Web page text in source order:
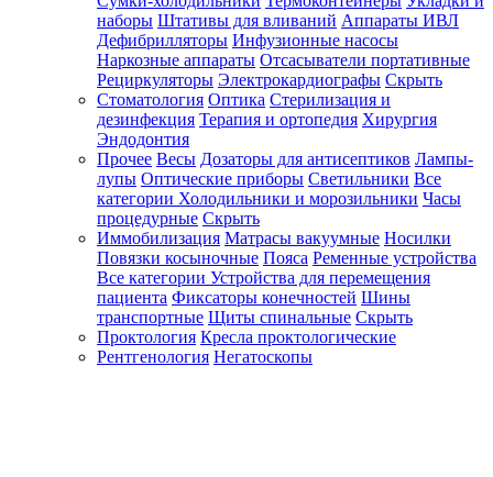
наборы Штативы для вливаний Аппараты ИВЛ
Дефибрилляторы Инфузионные насосы
Наркозные аппараты Отсасыватели портативные
Рециркуляторы Электрокардиографы Скрыть
Стоматология Оптика Стерилизация и
дезинфекция Терапия и ортопедия Хирургия
Эндодонтия
Прочее Весы Дозаторы для антисептиков Лампы-
лупы Оптические приборы Светильники Все
категории Холодильники и морозильники Часы
процедурные Скрыть
Иммобилизация Матрасы вакуумные Носилки
Повязки косыночные Пояса Ременные устройства
Все категории Устройства для перемещения
пациента Фиксаторы конечностей Шины
транспортные Щиты спинальные Скрыть
Проктология Кресла проктологические
Рентгенология Негатоскопы